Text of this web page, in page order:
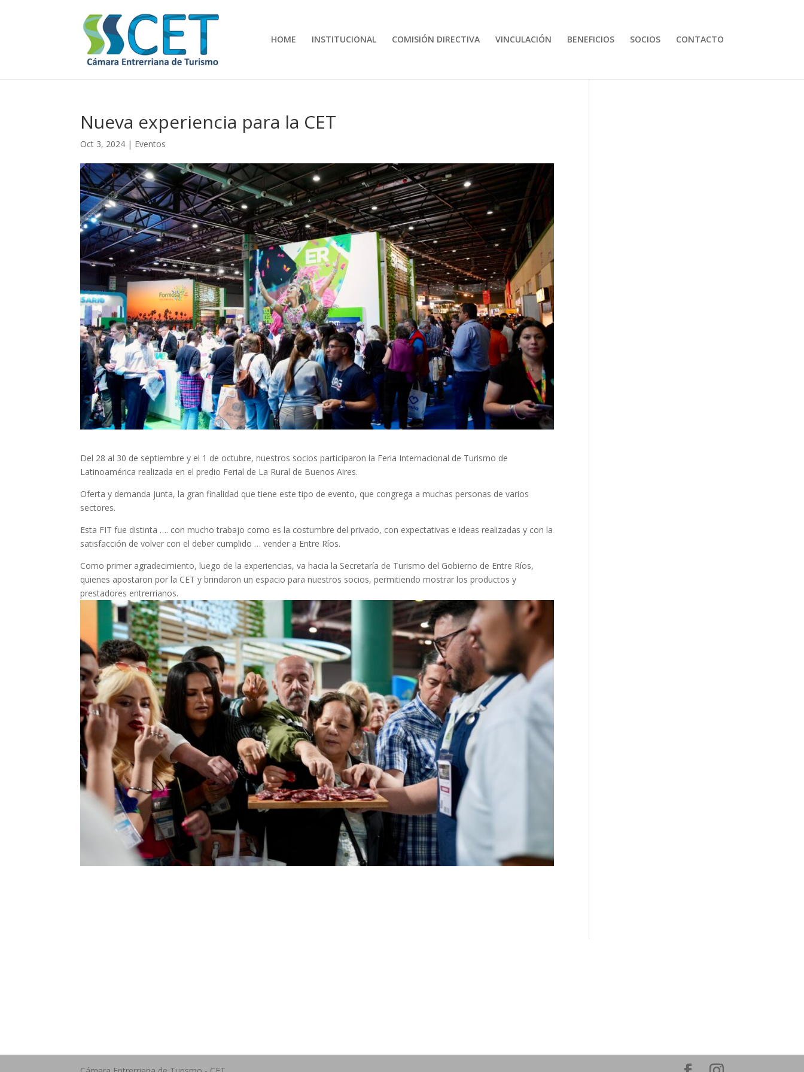
HOME INSTITUCIONAL COMISIÓN DIRECTIVA VINCULACIÓN BENEFICIOS SOCIOS CONTACTO
Nueva experiencia para la CET
Oct 3, 2024 | Eventos
Del 28 al 30 de septiembre y el 1 de octubre, nuestros socios participaron la Feria Internacional de Turismo de
Latinoamérica realizada en el predio Ferial de La Rural de Buenos Aires.
Oferta y demanda junta, la gran finalidad que tiene este tipo de evento, que congrega a muchas personas de varios
sectores.
Esta FIT fue distinta …. con mucho trabajo como es la costumbre del privado, con expectativas e ideas realizadas y con la
satisfacción de volver con el deber cumplido … vender a Entre Ríos.
Como primer agradecimiento, luego de la experiencias, va hacia la Secretaría de Turismo del Gobierno de Entre Ríos,
quienes apostaron por la CET y brindaron un espacio para nuestros socios, permitiendo mostrar los productos y
prestadores entrerrianos.